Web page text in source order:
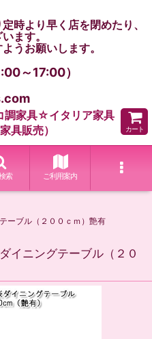
時より早く店を閉めたり、
ます。
うお願いします。
～17:00）
調家具☆イタリア家具
具販売）
カート
索 ご利用案内
ーブル（２００ｃｍ）艶有
イニングテーブル（２０